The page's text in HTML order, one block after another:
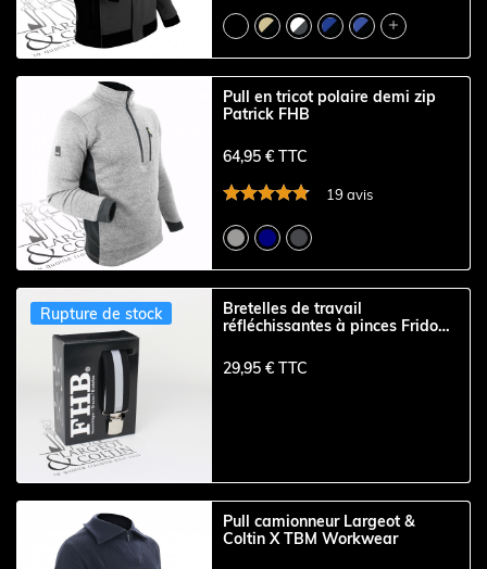

Pull en tricot polaire demi zip
Patrick FHB
64,95 € TTC
19 avis
Rupture de stock
Bretelles de travail
réfléchissantes à pinces Frido
29,95 € TTC
Pull camionneur Largeot &
Coltin X TBM Workwear